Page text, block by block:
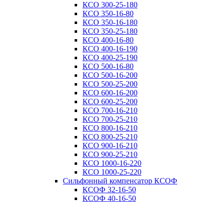
КСО 300-25-180
КСО 350-16-80
КСО 350-16-180
КСО 350-25-180
КСО 400-16-80
КСО 400-16-190
КСО 400-25-190
КСО 500-16-80
КСО 500-16-200
КСО 500-25-200
КСО 600-16-200
КСО 600-25-200
КСО 700-16-210
КСО 700-25-210
КСО 800-16-210
КСО 800-25-210
КСО 900-16-210
КСО 900-25-210
КСО 1000-16-220
КСО 1000-25-220
Сильфонный компенсатор КСОФ
КСОФ 32-16-50
КСОФ 40-16-50